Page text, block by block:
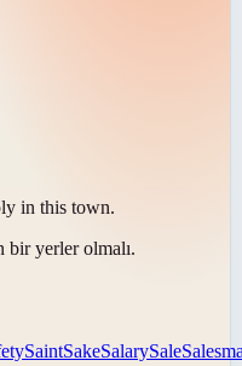
in this town.
bir yerler olmalı.
SaintSakeSalarySale